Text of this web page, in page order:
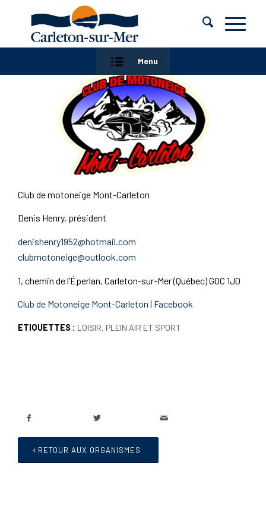
Menu
Club de motoneige Mont-Carleton
Denis Henry, président
denishenry1952@hotmail.com
clubmotoneige@outlook.com
1, chemin de l’Éperlan, Carleton-sur-Mer (Québec) G0C 1J0
Club de Motoneige Mont-Carleton | Facebook
ETIQUETTES : LOISIR, PLEIN AIR ET SPORT
RETOUR AUX ORGANISMES